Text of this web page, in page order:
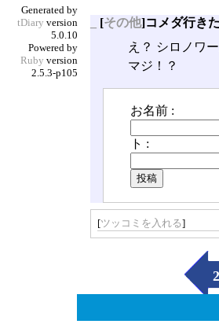
[その他]コメダ行き
え？ シロノワ
マジ！？
お名前 :
ト :
[ツッコミを入れる]
Generated by
tDiary version
5.0.10
Powered by
Ruby version
2.5.3-p105